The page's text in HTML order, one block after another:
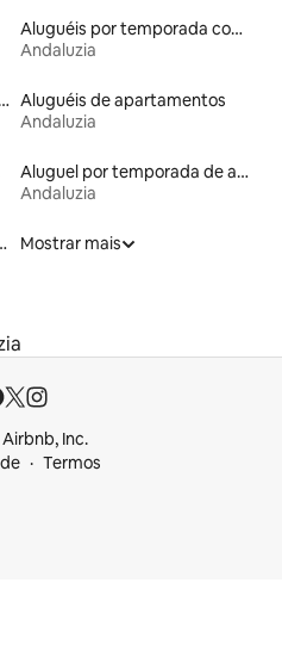
Aluguéis por temporada com cama de altura acessível
Andaluzia
em albergue Aluguéis de apartamentos
Andaluzia
Aluguel por temporada de apart-hotéis
Andaluzia
coreanas
Mostrar mais
Inc.
Termos